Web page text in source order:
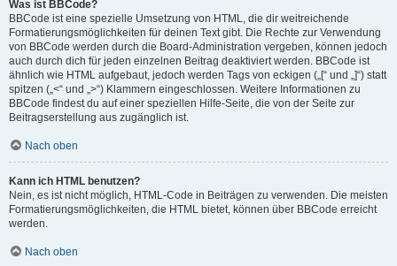
Was ist BBCode?
BBCode ist eine spezielle Umsetzung von HTML, die dir weitreichende
Formatierungsmöglichkeiten für deinen Text gibt. Die Rechte zur Verwendung
von BBCode werden durch die Board-Administration vergeben, können jedoch
auch durch dich für jeden einzelnen Beitrag deaktiviert werden. BBCode ist
ähnlich wie HTML aufgebaut, jedoch werden Tags von eckigen („[“ und „]“) statt
spitzen („<“ und „>“) Klammern eingeschlossen. Weitere Informationen zu
BBCode findest du auf einer speziellen Hilfe-Seite, die von der Seite zur
Beitragserstellung aus zugänglich ist.
Nach oben
Kann ich HTML benutzen?
Nein, es ist nicht möglich, HTML-Code in Beiträgen zu verwenden. Die meisten
Formatierungsmöglichkeiten, die HTML bietet, können über BBCode erreicht
werden.
Nach oben